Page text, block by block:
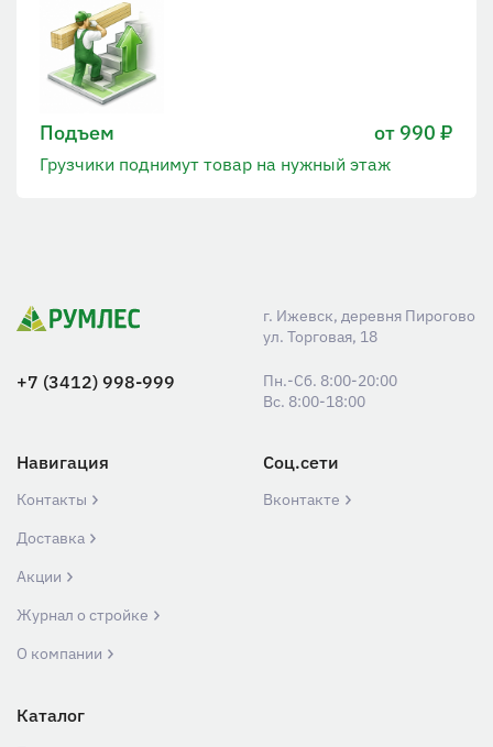
Подъем от 990 ₽
Грузчики поднимут товар на нужный этаж
г. Ижевск, деревня Пирогово
ул. Торговая, 18
+7 (3412) 998-999
Пн.-Сб. 8:00-20:00
Вс. 8:00-18:00
Навигация
Контакты
Доставка
Акции
Журнал о стройке
О компании
Соц.сети
Вконтакте
Каталог